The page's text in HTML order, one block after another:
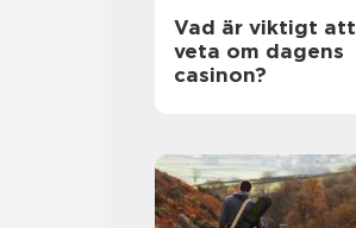
Vad är viktigt att
veta om dagens
casinon?